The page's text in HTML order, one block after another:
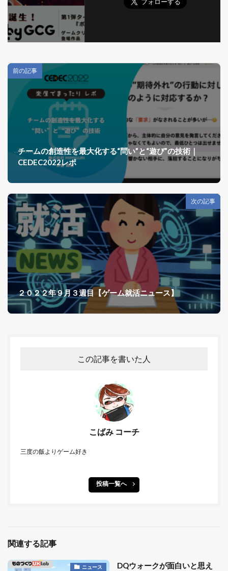
前の記事
チームの創造性を最大化する“問い”と“遊び”の技術｜
CEDEC2022レポ
次の記事
２０２２年９月３週目【ゲーム就活ニュース】
この記事を書いた人
こばみ コーチ
三度の飯よりゲーム好き
投稿一覧へ
関連する記事
ニュース
DQウォークが面白いと思え